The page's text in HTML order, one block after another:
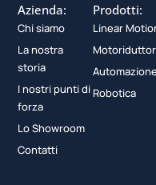
Azienda:
Chi siamo
La nostra
storia
I nostri punti di
forza
Lo Showroom
Contatti
Prodotti:
Linear
Automazione
Robotica